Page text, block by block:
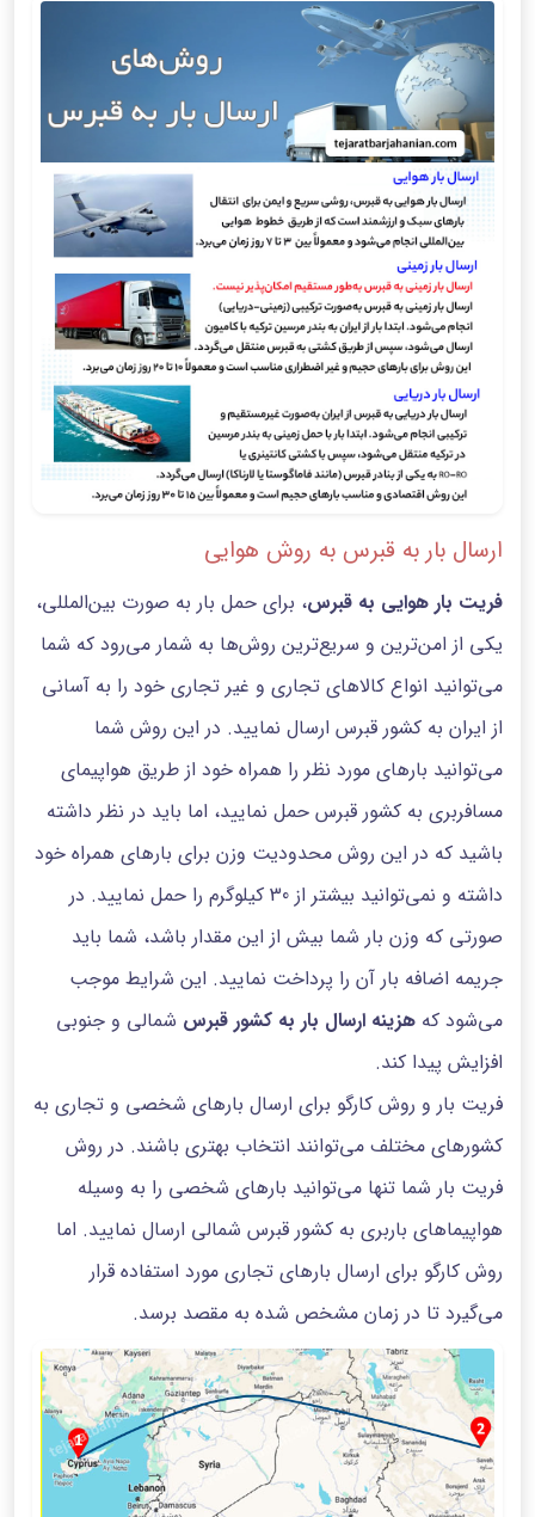
ارسال بار به قبرس به روش هوایی
فریت بار هوایی به قبرس، برای حمل بار به صورت بین‌المللی،
یکی از امن‌ترین و سریع‌ترین روش‌ها به شمار می‌رود که شما
می‌توانید انواع کالاهای تجاری و غیر تجاری خود را به آسانی
از ایران به کشور قبرس ارسال نمایید. در این روش شما
می‌توانید بارهای مورد نظر را همراه خود از طریق هواپیمای
مسافربری به کشور قبرس حمل نمایید، اما باید در نظر داشته
باشید که در این روش محدودیت وزن برای بارهای همراه خود
داشته و نمی‌توانید بیشتر از 30 کیلوگرم را حمل نمایید. در
صورتی که وزن بار شما بیش از این مقدار باشد، شما باید
جریمه اضافه بار آن را پرداخت نمایید. این شرایط موجب
می‌شود که هزینه ارسال بار به کشور قبرس شمالی و جنوبی
افزایش پیدا کند.
فریت بار و روش کارگو برای ارسال بارهای شخصی و تجاری به
کشورهای مختلف می‌توانند انتخاب بهتری باشند. در روش
فریت بار شما تنها می‌توانید بارهای شخصی را به وسیله
هواپیماهای باربری به کشور قبرس شمالی ارسال نمایید. اما
روش کارگو برای ارسال بارهای تجاری مورد استفاده قرار
می‌گیرد تا در زمان مشخص شده به مقصد برسد.